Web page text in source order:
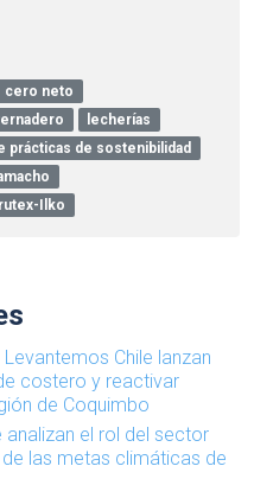
cero neto
lecherías
prácticas de sostenibilidad
Ilko
Chile lanzan
costero y reactivar
de Coquimbo
analizan el rol del sector
las metas climáticas de